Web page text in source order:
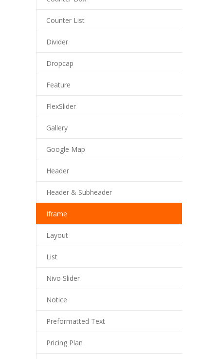
Counter List
Divider
Dropcap
Feature
FlexSlider
Gallery
Google Map
Header
Header & Subheader
Iframe
Layout
List
Nivo Slider
Notice
Preformatted Text
Pricing Plan